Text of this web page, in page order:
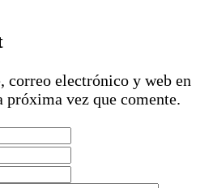
correo electrónico y web en
próxima vez que comente.